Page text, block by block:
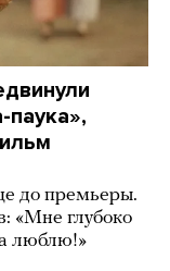
паука»,
до премьеры.
«Мне глубоко
люблю!»